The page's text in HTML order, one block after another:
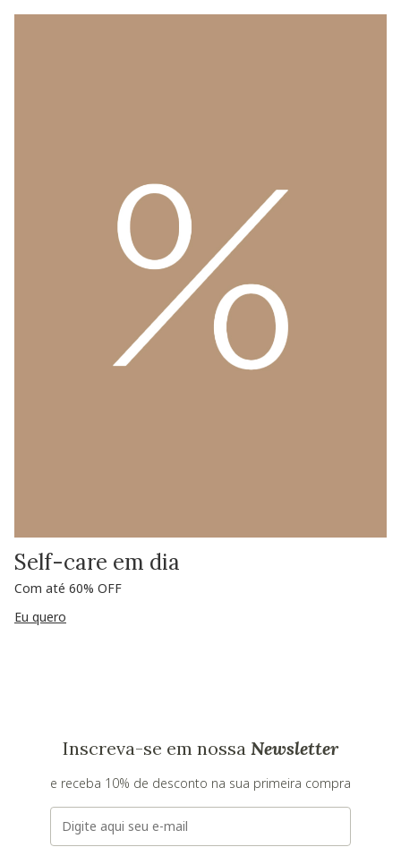
Self-care em dia
Com até 60% OFF
Eu quero
Inscreva-se em nossa Newsletter
e receba 10% de desconto na sua primeira compra
E-mail